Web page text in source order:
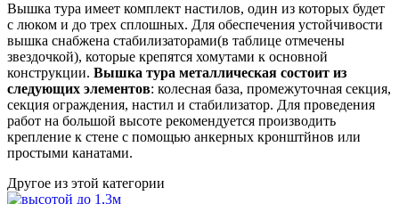
Вышка тура имеет комплект настилов, один из которых будет
с люком и до трех сплошных. Для обеспечения устойчивости
вышка снабжена стабилизаторами(в таблице отмечены
звездочкой), которые крепятся хомутами к основной
конструкции. Вышка тура металлическая состоит из
следующих элементов: колесная база, промежуточная секция,
секция ограждения, настил и стабилизатор. Для проведения
работ на большой высоте рекомендуется производить
крепление к стене с помощью анкерных кронштйнов или
простыми канатами.
Другое из этой категории